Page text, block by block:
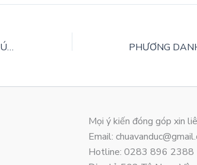
PHƯƠNG DANH CHUYỂN KHOẢN CÚNG DƯỜNG XÂY DỰNG – CẬP NHẬT 22-07-2022
Mọi ý kiến đóng góp xin
Email:
Hotline: 0283 896 2388